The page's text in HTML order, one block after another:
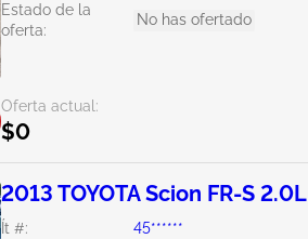
Estado de la
oferta:
No has ofertado
Oferta actual:
$0
2013 TOYOTA Scion FR-S 2.0L
Ít #:
45******